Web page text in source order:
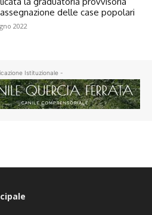
delle case popolari
2022
Istituzionale -